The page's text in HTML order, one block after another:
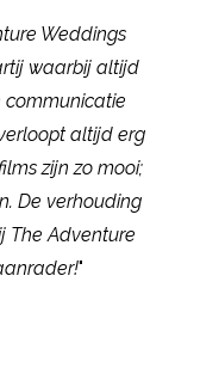
Weddings
waarbij altijd
communicatie
altijd erg
zijn zo mooi;
De verhouding
The Adventure
"